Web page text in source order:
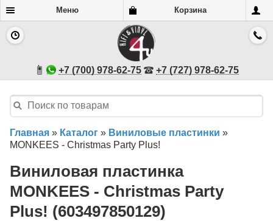
Меню Корзина
+7 (700) 978-62-75 +7 (727) 978-62-75
Главная » Каталог » Виниловые пластинки »
MONKEES - Christmas Party Plus!
Виниловая пластинка
MONKEES - Christmas Party
Plus! (603497850129)